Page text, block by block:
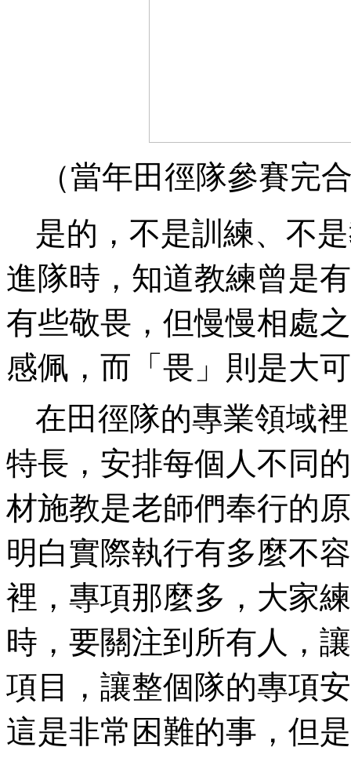
（當年田徑隊參賽完
是的，不是訓練、不
進隊時，知道教練曾是
有些敬畏，但慢慢相處
感佩，而「畏」則是大
在田徑隊的專業領域
特長，安排每個人不同
材施教是老師們奉行的
明白實際執行有多麼不
裡，專項那麼多，大家
時，要關注到所有人，
項目，讓整個隊的專項
這是非常困難的事，但